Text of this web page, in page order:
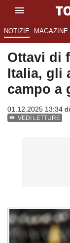
NOTIZIE MAGAZINE
Ottavi di
Italia, gli
campo a
01.12.2025 13:34 di
VEDI LETTURE